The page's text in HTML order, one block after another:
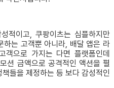
적이고, 쿠팡이츠는 심플하지만
하는 고객뿐 아니라, 배달 앱은 라
객으로 가지는 다면 플랫폼인데
션 금액으로 공격적인 액션을 펼
들을 제정하는 등 보다 감성적인